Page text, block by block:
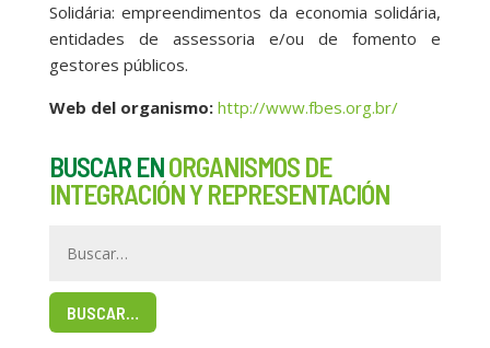
Solidária: empreendimentos da economia solidária,
entidades de assessoria e/ou de fomento e
gestores públicos.
Web del organismo: http://www.fbes.org.br/
BUSCAR ENORGANISMOS DE
INTEGRACIÓN Y REPRESENTACIÓN
BUSCAR…